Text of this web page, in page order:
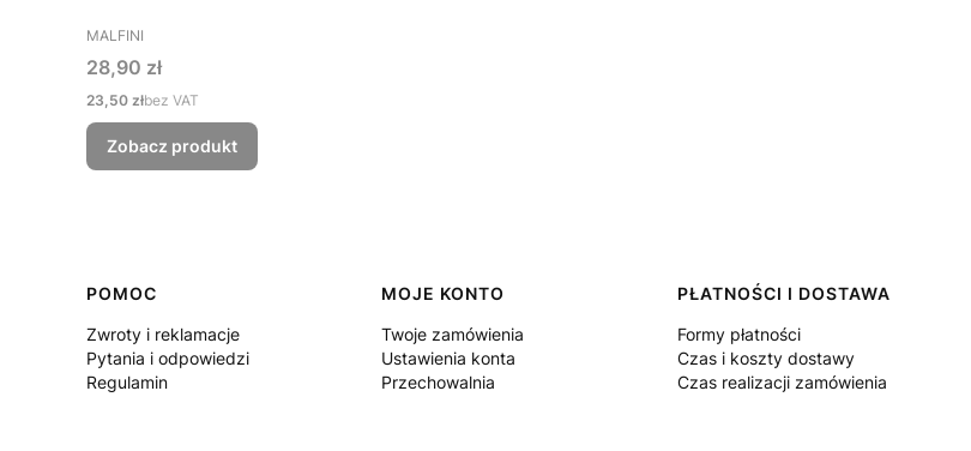
PRODUCENT
MALFINI
Cena
28,90 zł
Cena
23,50 złbez VAT
Zobacz produkt
Linki w stopce
POMOC
Zwroty i reklamacje
Pytania i odpowiedzi
Regulamin
MOJE KONTO
Twoje zamówienia
Ustawienia konta
Przechowalnia
PŁATNOŚCI I DOSTAWA
Formy płatności
Czas i koszty dostawy
Czas realizacji zamówienia